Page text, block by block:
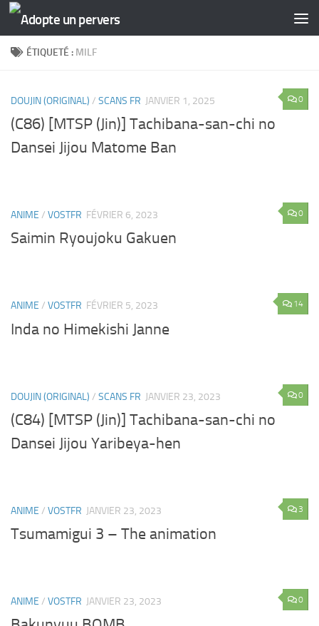
Skip to content
ÉTIQUETÉ : MILF
0
DOUJIN (ORIGINAL) / SCANS FR JANVIER 1, 2025
(C86) [MTSP (Jin)] Tachibana-san-chi no
Dansei Jijou Matome Ban
0
ANIME / VOSTFR FÉVRIER 6, 2023
Saimin Ryoujoku Gakuen
14
ANIME / VOSTFR FÉVRIER 5, 2023
Inda no Himekishi Janne
0
DOUJIN (ORIGINAL) / SCANS FR JANVIER 23, 2023
(C84) [MTSP (Jin)] Tachibana-san-chi no
Dansei Jijou Yaribeya-hen
3
ANIME / VOSTFR JANVIER 23, 2023
Tsumamigui 3 – The animation
0
ANIME / VOSTFR JANVIER 23, 2023